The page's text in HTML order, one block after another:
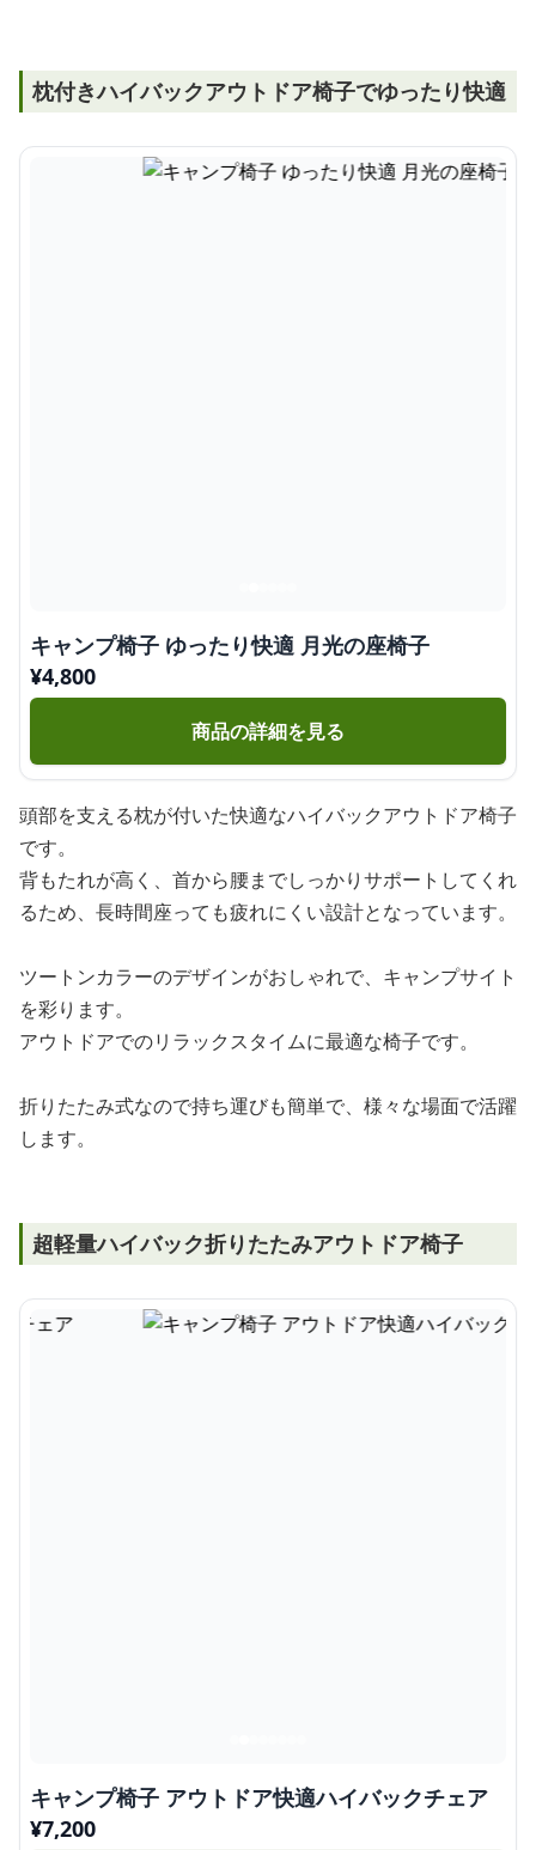
枕付きハイバックアウトドア椅子でゆったり快適
キャンプ椅子 ゆったり快適 月光の座椅子
¥4,800
商品の詳細を見る
頭部を支える枕が付いた快適なハイバックアウトドア椅子
です。
背もたれが高く、首から腰までしっかりサポートしてくれ
るため、長時間座っても疲れにくい設計となっています。
ツートンカラーのデザインがおしゃれで、キャンプサイト
を彩ります。
アウトドアでのリラックスタイムに最適な椅子です。
折りたたみ式なので持ち運びも簡単で、様々な場面で活躍
します。
超軽量ハイバック折りたたみアウトドア椅子
キャンプ椅子 アウトドア快適ハイバックチェア
¥7,200